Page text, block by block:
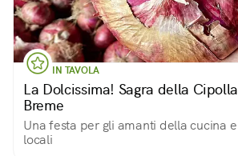
IN TAVOLA
La Dolcissima! Sagra della
Breme
Una festa per gli amanti della cucina
locali